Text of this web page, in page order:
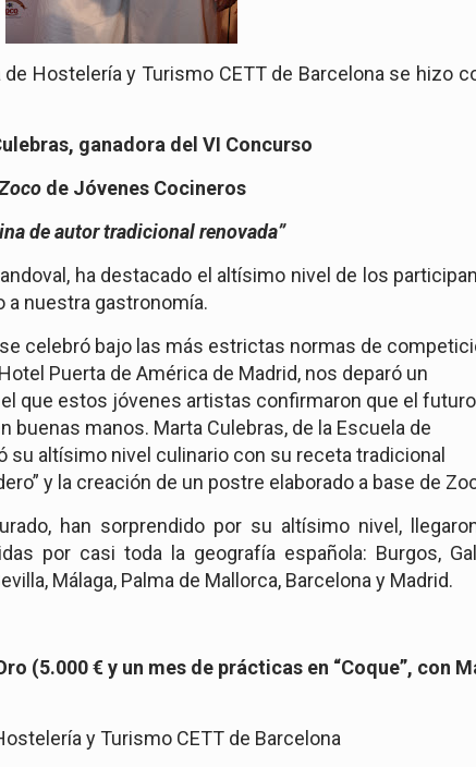
Hostelería y Turismo CETT de Barcelona se hizo
ganadora del VI Concurso
de Jóvenes Cocineros
de autor tradicional renovada”
, ha destacado el altísimo nivel de los
a nuestra gastronomía.
celebró bajo las más estrictas normas de
Puerta de América de Madrid, nos deparó un
que estos jóvenes artistas confirmaron que el
buenas manos. Marta Culebras, de la Escuela de
su altísimo nivel culinario con su receta tradicional
y la creación de un postre elaborado a base de
han sorprendido por su altísimo nivel,
por casi toda la geografía española: Burgos,
Málaga, Palma de Mallorca, Barcelona y Madrid.
(5.000 € y un mes de prácticas en “Coque”, con
y Turismo CETT de Barcelona